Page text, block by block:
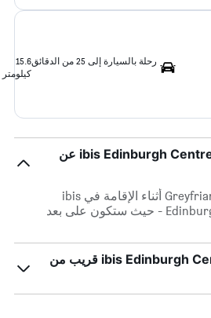
رحلة بالسيارة إلى 25 من الدقائق
15.6
كيلومتر
كم يبعد ibis Edinburgh Centre South Bridge عن
يمكنك المشي إلى Greyfriars Kirk أثناء الإقامة في ibis
Edinburgh Centre South Bridge - حيث ستكون على بعد
هل ibis Edinburgh Centre South Bridge قريب من